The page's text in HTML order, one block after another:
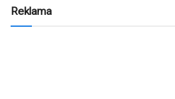
Reklama